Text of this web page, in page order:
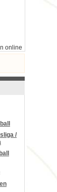
online
/